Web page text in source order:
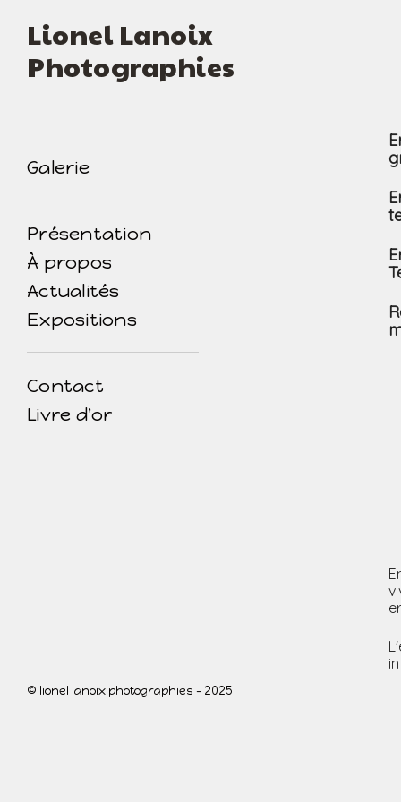
Lionel Lanoix
Photographies
Galerie
Présentation
À propos
Actualités
Expositions
Contact
Livre d'or
© lionel lanoix photographies - 2025